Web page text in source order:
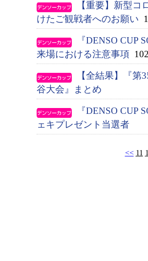
【重要】新型
けたご観戦者へのお願い
『DENSO CUP
来場における注意事項
【全結果】『
谷大会』まとめ
『DENSO CUP
ェキプレゼント当選者
<< 11